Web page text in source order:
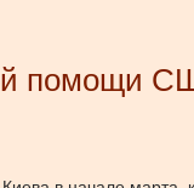
помощи